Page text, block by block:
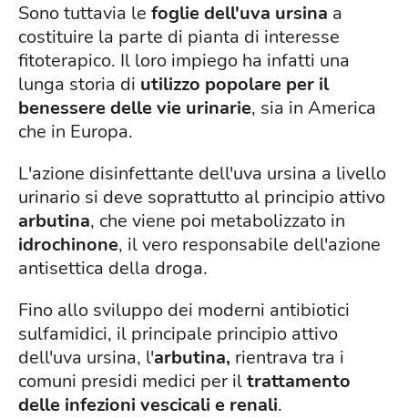
Sono tuttavia le foglie dell'uva ursina a
costituire la parte di pianta di interesse
fitoterapico. Il loro impiego ha infatti una
lunga storia di utilizzo popolare per il
benessere delle vie urinarie, sia in America
che in Europa.
L'azione disinfettante dell'uva ursina a livello
urinario si deve soprattutto al principio attivo
arbutina, che viene poi metabolizzato in
idrochinone, il vero responsabile dell'azione
antisettica della droga.
Fino allo sviluppo dei moderni antibiotici
sulfamidici, il principale principio attivo
dell'uva ursina, l'arbutina, rientrava tra i
comuni presidi medici per iltrattamento
delle infezioni vescicali e renali.